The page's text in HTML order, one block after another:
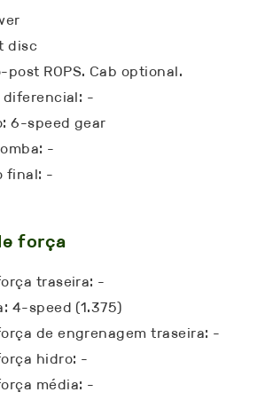
disc
post ROPS. Cab optional.
diferencial: -
6-speed gear
-
final: -
força
traseira: -
4-speed (1.375)
de engrenagem traseira: -
hidro: -
média: -